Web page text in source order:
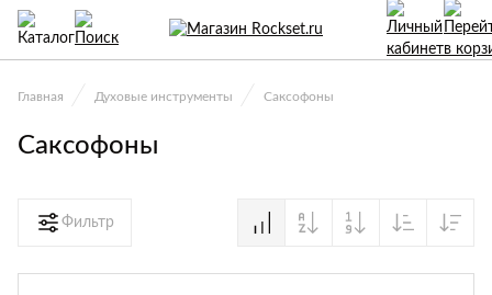
Главная Духовые инструменты Саксофоны
Саксофоны
Фильтр